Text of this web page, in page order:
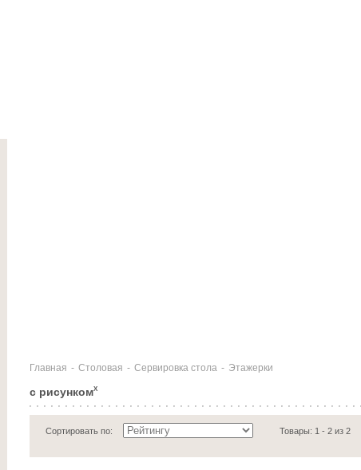
Главная - Столовая - Сервировка стола - Этажерки
с рисункомX
Сортировать по: Товары: 1 - 2 из 2